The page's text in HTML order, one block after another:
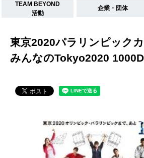
TEAM BEYOND
活動
企業・団体
東京2020パラリンピック
みんなのTokyo2020